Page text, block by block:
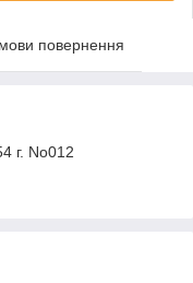
повернення
г. No012